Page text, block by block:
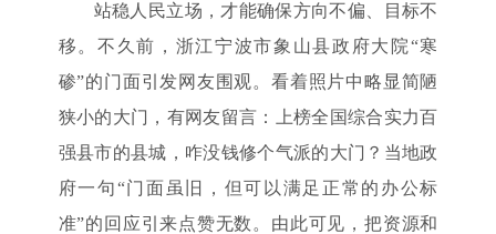
站稳人民立场，才能确保方向不偏、目标不
移。不久前，浙江宁波市象山县政府大院“寒
碜”的门面引发网友围观。看着照片中略显简陋
狭小的大门，有网友留言：上榜全国综合实力百
强县市的县城，咋没钱修个气派的大门？当地政
府一句“门面虽旧，但可以满足正常的办公标
准”的回应引来点赞无数。由此可见，把资源和